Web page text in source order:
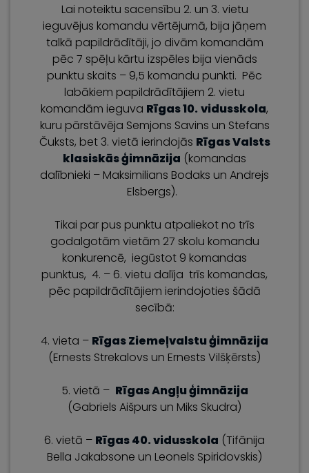
Lai noteiktu sacensību 2. un 3. vietu
ieguvējus komandu vērtējumā, bija jāņem
talkā papildrādītāji, jo divām komandām
pēc 7 spēļu kārtu izspēles bija vienāds
punktu skaits – 9,5 komandu punkti. Pēc
labākiem papildrādītājiem 2. vietu
komandām ieguva Rīgas 10. vidusskola,
kuru pārstāvēja Semjons Savins un Stefans
Čuksts, bet 3. vietā ierindojās Rīgas Valsts
klasiskās ģimnāzija (komandas
dalībnieki – Maksimilians Bodaks un Andrejs
Elsbergs).
Tikai par pus punktu atpaliekot no trīs
godalgotām vietām 27 skolu komandu
konkurencē, iegūstot 9 komandas
punktus, 4. – 6. vietu dalīja trīs komandas,
pēc papildrādītājiem ierindojoties šādā
secībā:
4. vieta – Rīgas Ziemeļvalstu ģimnāzija
(Ernests Strekalovs un Ernests Vilšķērsts)
5. vietā – Rīgas Angļu ģimnāzija
(Gabriels Aišpurs un Miks Skudra)
6. vietā – Rīgas 40. vidusskola (Tifānija
Bella Jakabsone un Leonels Spiridovskis)